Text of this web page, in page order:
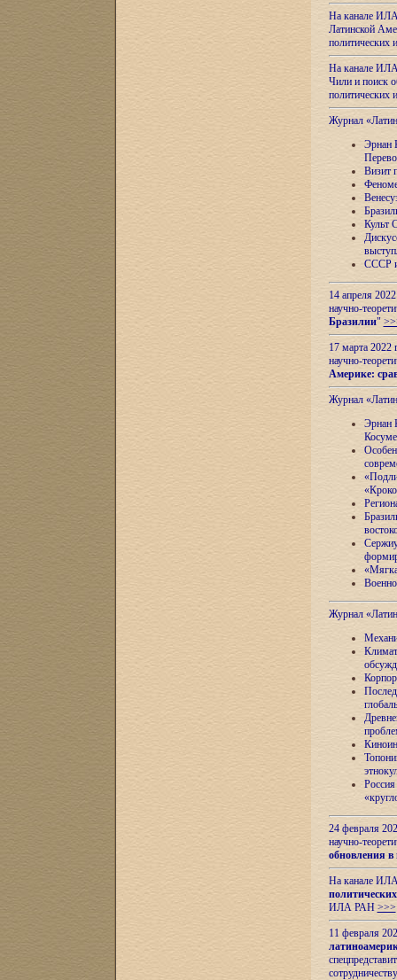
На канале
Латинской
На канале
Чили и поиск
Журнал
Эрнан
Визит
Культ
СССР и
14 апреля
научно-
Бразилии"
17 марта 2022
научно-
Америке:
Журнал
Эрнан
Журнал
24 февраля
научно-
обновления в
На канале
ИЛА РАН >>>
11 февраля